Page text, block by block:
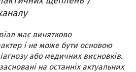
має винятково
і не може бути основою
або медичних висновків.
на останніх актуальних